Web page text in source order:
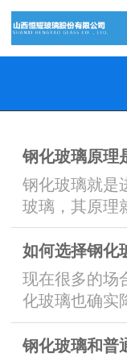
钢化玻璃就是
玻璃，其原理
力，用来抵消
现在很多的场
化玻璃也确实
玻璃的使用率